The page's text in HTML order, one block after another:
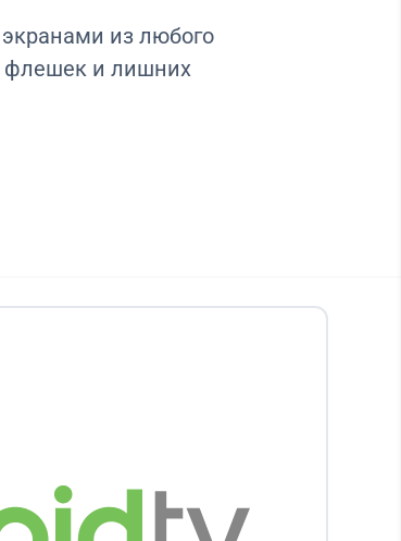
из любого
флешек и лишних